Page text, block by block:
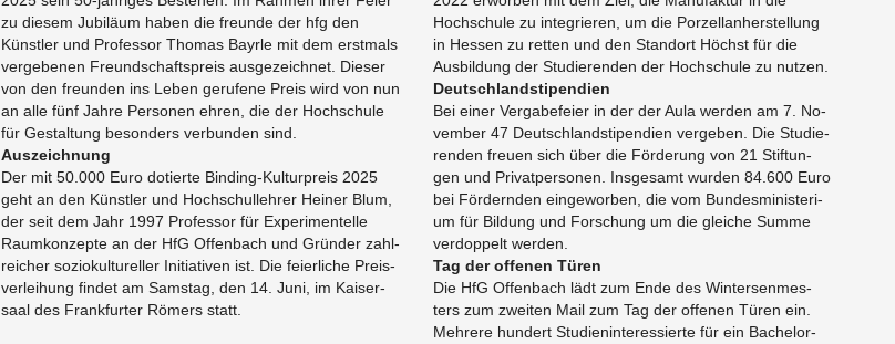
zu die­sem Ju­bi­lä­um haben die freun­de der hfg den
Künst­ler und Pro­fes­sor Tho­mas Bayr­le mit dem erst­mals
ver­ge­be­nen Freund­schafts­preis aus­ge­zeich­net. Die­ser
von den freun­den ins Leben ge­ru­fe­ne Preis wird von nun
an alle fünf Jahre Per­so­nen ehren, die der Hoch­schu­le
für Ge­stal­tung be­son­ders ver­bun­den sind.
Aus­zeich­nung
Der mit 50.000 Euro do­tier­te Bin­ding-Kul­tur­preis 2025
geht an den Künst­ler und Hoch­schul­leh­rer Hei­ner Blum,
der seit dem Jahr 1997 Pro­fes­sor für Ex­pe­ri­men­tel­le
Raum­kon­zep­te an der HfG Of­fen­bach und Grün­der zahl­
rei­cher so­zio­kul­tu­rel­ler In­itia­ti­ven ist. Die fei­er­li­che Preis­
ver­lei­hung fin­det am Sams­tag, den 14. Juni, im Kai­ser­
saal des Frank­fur­ter Rö­mers statt.
Hoch­schu­le zu in­te­grie­ren, um die Por­zel­lan­her­stel­lung
in Hes­sen zu ret­ten und den Stand­ort Höchst für die
Aus­bil­dung der Stu­die­ren­den der Hoch­schu­le zu nut­zen.
Deutsch­land­sti­pen­di­en
Bei einer Ver­ga­be­fei­er in der der Aula wer­den am 7. No­
vem­ber 47 Deutsch­land­sti­pen­di­en ver­ge­ben. Die Stu­die­
ren­den freu­en sich über die För­de­rung von 21 Stif­tun­
gen und Pri­vat­per­so­nen. Ins­ge­samt wur­den 84.600 Euro
bei För­dern­den ein­ge­wor­ben, die vom Bun­des­mi­nis­te­ri­
um für Bil­dung und For­schung um die glei­che Summe
ver­dop­pelt wer­den.
Tag der of­fe­nen Türen
Die HfG Of­fen­bach lädt zum Ende des Win­ter­sen­mes­
ters zum zwei­ten Mail zum Tag der of­fe­nen Türen ein.
Meh­re­re hun­dert Stu­di­en­in­ter­es­sier­te für ein Ba­che­lor-